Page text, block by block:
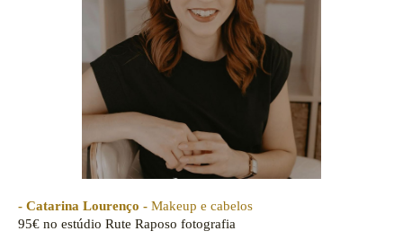
- Catarina Lourenço - Makeup e cabelos
95€ no estúdio Rute Raposo fotografia